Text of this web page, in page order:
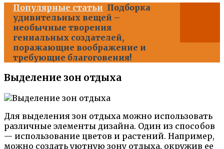
Популярные статьи Подборка
удивительных вещей –
необычные творения
гениальных создателей,
поражающие воображение и
требующие благоговения!
Выделение зон отдыха
Для выделения зон отдыха можно использовать
различные элементы дизайна. Один из способов
— использование цветов и растений. Например,
можно создать уютную зону отдыха, окружив ее